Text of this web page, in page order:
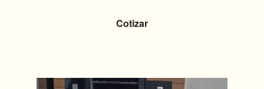
Cotizar